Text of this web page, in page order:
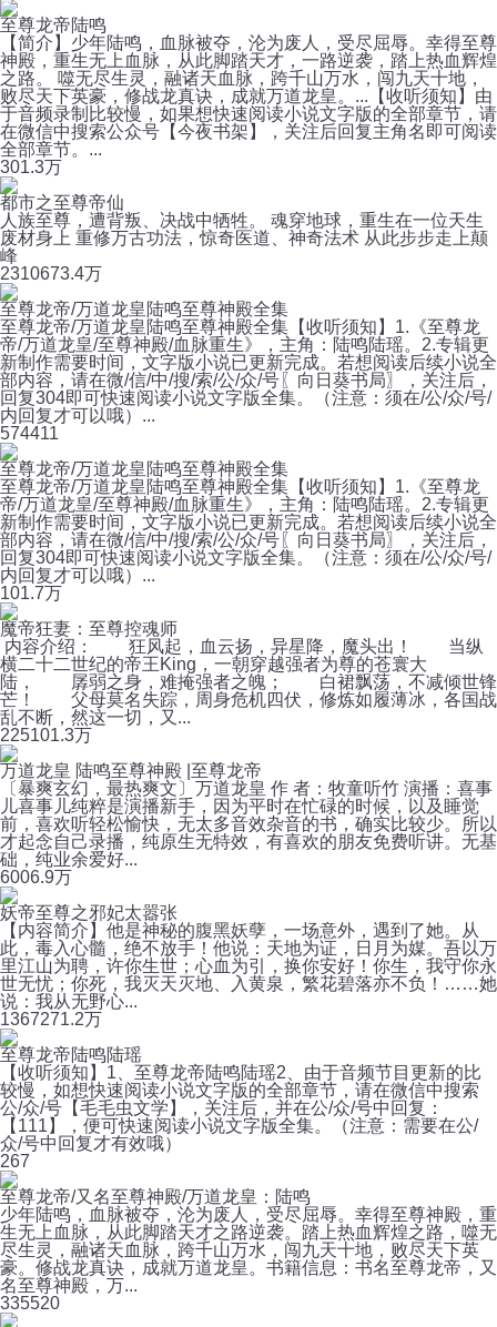
至尊龙帝陆鸣
【简介】少年陆鸣，血脉被夺，沦为废人，受尽屈辱。幸得至尊
神殿，重生无上血脉，从此脚踏天才，一路逆袭，踏上热血辉煌
之路。 噬无尽生灵，融诸天血脉，跨千山万水，闯九天十地，
败尽天下英豪，修战龙真诀，成就万道龙皇。...【收听须知】由
于音频录制比较慢，如果想快速阅读小说文字版的全部章节，请
在微信中搜索公众号【今夜书架】，关注后回复主角名即可阅读
全部章节。...
301.3万
都市之至尊帝仙
人族至尊，遭背叛、决战中牺牲。 魂穿地球，重生在一位天生
废材身上 重修万古功法，惊奇医道、神奇法术 从此步步走上颠
峰
2310673.4万
至尊龙帝/万道龙皇陆鸣至尊神殿全集
至尊龙帝/万道龙皇陆鸣至尊神殿全集【收听须知】1.《至尊龙
帝/万道龙皇/至尊神殿/血脉重生》，主角：陆鸣陆瑶。2.专辑更
新制作需要时间，文字版小说已更新完成。若想阅读后续小说全
部内容，请在微/信/中/搜/索/公/众/号〖向日葵书局〗，关注后，
回复304即可快速阅读小说文字版全集。（注意：须在/公/众/号/
内回复才可以哦）...
574411
至尊龙帝/万道龙皇陆鸣至尊神殿全集
至尊龙帝/万道龙皇陆鸣至尊神殿全集【收听须知】1.《至尊龙
帝/万道龙皇/至尊神殿/血脉重生》，主角：陆鸣陆瑶。2.专辑更
新制作需要时间，文字版小说已更新完成。若想阅读后续小说全
部内容，请在微/信/中/搜/索/公/众/号〖向日葵书局〗，关注后，
回复304即可快速阅读小说文字版全集。（注意：须在/公/众/号/
内回复才可以哦）...
101.7万
魔帝狂妻：至尊控魂师
内容介绍： 狂风起，血云扬，异星降，魔头出！ 当纵
横二十二世纪的帝王King，一朝穿越强者为尊的苍寰大
陆， 孱弱之身，难掩强者之魄； 白裙飘荡，不减倾世锋
芒！ 父母莫名失踪，周身危机四伏，修炼如履薄冰，各国战
乱不断，然这一切，又...
225101.3万
万道龙皇 陆鸣至尊神殿 |至尊龙帝
〔暴爽玄幻，最热爽文〕万道龙皇 作 者：牧童听竹 演播：喜事
儿喜事儿纯粹是演播新手，因为平时在忙碌的时候，以及睡觉
前，喜欢听轻松愉快，无太多音效杂音的书，确实比较少。所以
才起念自己录播，纯原生无特效，有喜欢的朋友免费听讲。无基
础，纯业余爱好...
6006.9万
妖帝至尊之邪妃太嚣张
【内容简介】他是神秘的腹黑妖孽，一场意外，遇到了她。从
此，毒入心髓，绝不放手！他说：天地为证，日月为媒。吾以万
里江山为聘，许你生世；心血为引，换你安好！你生，我守你永
世无忧；你死，我灭天灭地、入黄泉，繁花碧落亦不负！……她
说：我从无野心...
1367271.2万
至尊龙帝陆鸣陆瑶
【收听须知】1、至尊龙帝陆鸣陆瑶2、由于音频节目更新的比
较慢，如想快速阅读小说文字版的全部章节，请在微信中搜索
公/众/号【毛毛虫文学】，关注后，并在公/众/号中回复：
【111】，便可快速阅读小说文字版全集。（注意：需要在公/
众/号中回复才有效哦）
267
至尊龙帝/又名至尊神殿/万道龙皇：陆鸣
少年陆鸣，血脉被夺，沦为废人，受尽屈辱。幸得至尊神殿，重
生无上血脉，从此脚踏天才之路逆袭。踏上热血辉煌之路，噬无
尽生灵，融诸天血脉，跨千山万水，闯九天十地，败尽天下英
豪。修战龙真诀，成就万道龙皇。书籍信息：书名至尊龙帝，又
名至尊神殿，万...
335520